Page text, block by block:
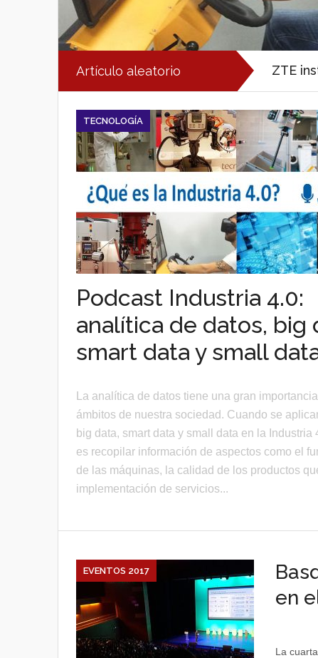
Artículo aleatorio ZTE
TECNOLOGÍA
Podcast Industria 4.0:
analítica de datos, big
smart data y small
La analítica de datos tiene una gran
ámbitos de nuestra sociedad. Cuando se
big data, smart data y small data en la Industria
es recopilar información de aspectos como el
de las máquinas, la calidad de los productos
implementación de servicios...
EVENTOS 2017
en
La